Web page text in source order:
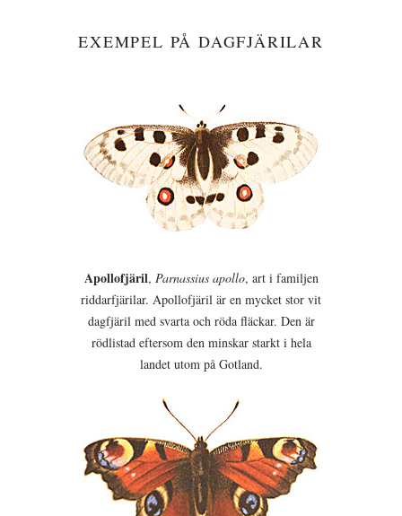
EXEMPEL PÅ DAGFJÄRILAR
Apollofjäril, Parnassius apollo, art i familjen
riddarfjärilar. Apollofjäril är en mycket stor vit
dagfjäril med svarta och röda fläckar. Den är
rödlistad eftersom den minskar starkt i hela
landet utom på Gotland.